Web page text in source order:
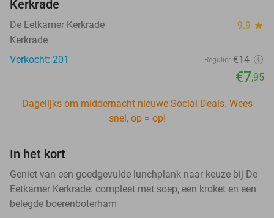
Kerkrade
De Eetkamer Kerkrade 9.9 star
Kerkrade
Verkocht: 201
Regulier €14
€7,95
Dagelijks om middernacht nieuwe Social Deals. Wees
snel, op = op!
In het kort
Geniet van een goedgevulde lunchplank naar keuze bij De
Eetkamer Kerkrade: compleet met soep, een kroket en een
belegde boerenboterham